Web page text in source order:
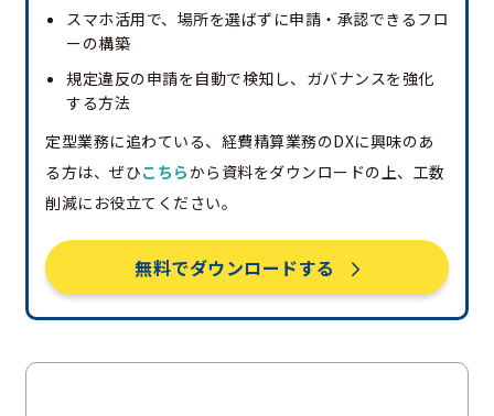
スマホ活用で、場所を選ばずに申請・承認できるフロ
ーの構築
規定違反の申請を自動で検知し、ガバナンスを強化
する方法
定型業務に追わている、経費精算業務のDXに興味のあ
る方は、ぜひこちらから資料をダウンロードの上、工数
削減にお役立てください。
無料でダウンロードする